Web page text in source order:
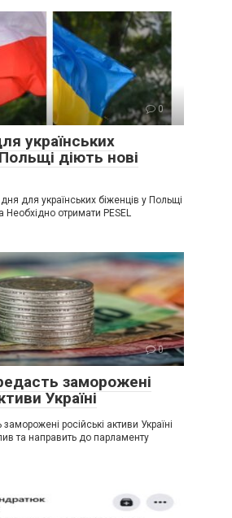
0
українських
діють нові
для українських біженців у Польщі
Необхідно отримати PESEL
0
заморожені
Україні
російські активи Україні
та направить до парламенту